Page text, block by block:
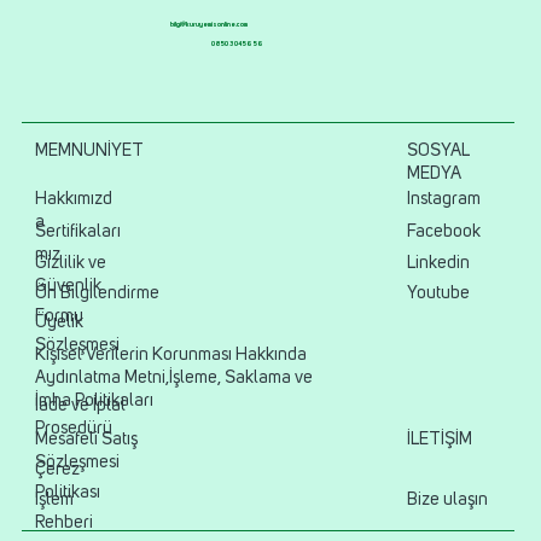
bilgi@kuruyemisonline.com
0850 304 56 56
Hakkımızd
a
Sertifikaları
mız
MEMNUNİYET
Gizlilik ve
Güvenlik
Ön Bilgilendirme
Formu
Üyelik
Sözleşmesi
Kişisel Verilerin Korunması Hakkında
Aydınlatma Metni,İşleme, Saklama ve
İmha Politikaları
İade ve İptal
Prosedürü
Mesafeli Satış
Sözleşmesi
Çerez
Politikası
İşlem
Rehberi
SOSYAL
MEDYA
Instagram
Facebook
Linkedin
Youtube
İLETİŞİM
Bize ulaşın